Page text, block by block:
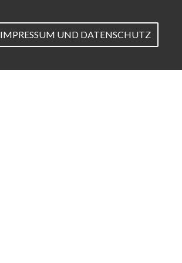
IMPRESSUM UND DATENSCHUTZ